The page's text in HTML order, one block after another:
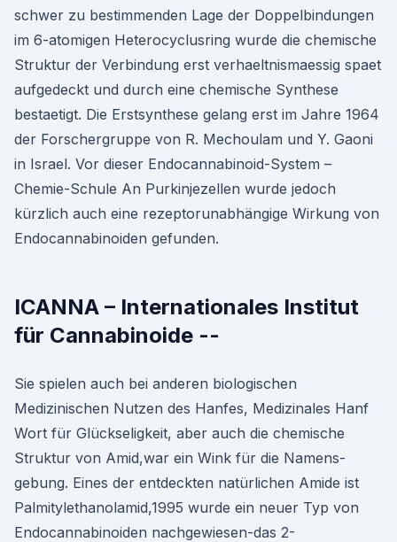
schwer zu bestimmenden Lage der Doppelbindungen
im 6-atomigen Heterocyclusring wurde die chemische
Struktur der Verbindung erst verhaeltnismaessig spaet
aufgedeckt und durch eine chemische Synthese
bestaetigt. Die Erstsynthese gelang erst im Jahre 1964
der Forschergruppe von R. Mechoulam und Y. Gaoni
in Israel. Vor dieser Endocannabinoid-System –
Chemie-Schule An Purkinjezellen wurde jedoch
kürzlich auch eine rezeptorunabhängige Wirkung von
Endocannabinoiden gefunden.
ICANNA – Internationales Institut
für Cannabinoide --
Sie spielen auch bei anderen biologischen
Medizinischen Nutzen des Hanfes, Medizinales Hanf
Wort für Glückseligkeit, aber auch die chemische
Struktur von Amid,war ein Wink für die Namens-
gebung. Eines der entdeckten natürlichen Amide ist
Palmitylethanolamid,1995 wurde ein neuer Typ von
Endocannabinoiden nachgewiesen-das 2-